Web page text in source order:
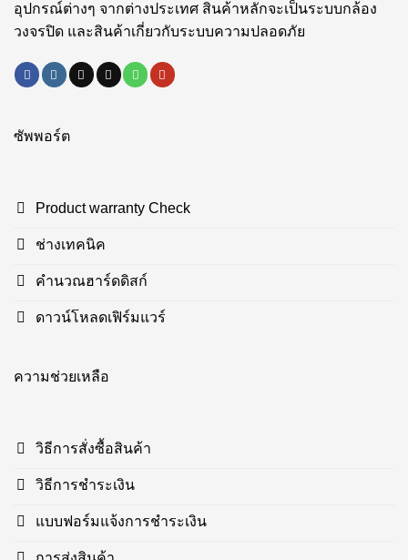
อุปกรณ์ต่างๆ จากต่างประเทศ สินค้าหลักจะเป็นระบบกล้อง
วงจรปิด และสินค้าเกี่ยวกับระบบความปลอดภัย
ซัพพอร์ต
Product warranty Check
ช่างเทคนิค
คำนวณฮาร์ดดิสก์
ดาวน์โหลดเฟิร์มแวร์
ความช่วยเหลือ
วิธีการสั่งซื้อสินค้า
วิธีการชำระเงิน
แบบฟอร์มแจ้งการชำระเงิน